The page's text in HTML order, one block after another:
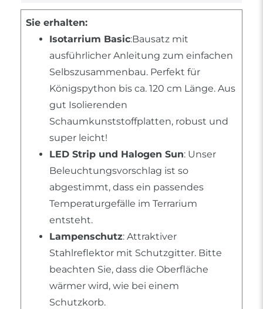
Sie erhalten:
Isotarrium Basic:Bausatz mit
ausführlicher Anleitung zum einfachen
Selbszusammenbau. Perfekt für
Königspython bis ca. 120 cm Länge. Aus
gut Isolierenden
Schaumkunststoffplatten, robust und
super leicht!
LED Strip und Halogen Sun: Unser
Beleuchtungsvorschlag ist so
abgestimmt, dass ein passendes
Temperaturgefälle im Terrarium
entsteht.
Lampenschutz: Attraktiver
Stahlreflektor mit Schutzgitter. Bitte
beachten Sie, dass die Oberfläche
wärmer wird, wie bei einem
Schutzkorb.